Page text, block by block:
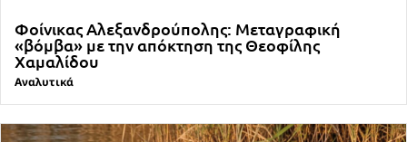
Φοίνικας Αλεξανδρούπολης: Μεταγραφική
«βόμβα» με την απόκτηση της Θεοφίλης
Χαμαλίδου
Αναλυτικά